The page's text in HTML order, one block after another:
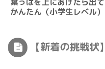
かんたん（小学生レベル
【新着の挑戦状